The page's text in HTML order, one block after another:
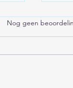
0 uit 5
Nog geen